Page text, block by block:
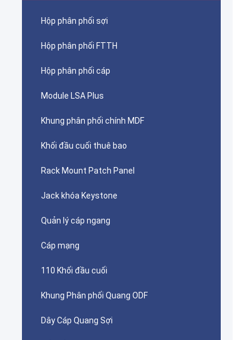
Hộp phân phối sợi
Hộp phân phối FTTH
Hộp phân phối cáp
Module LSA Plus
Khung phân phối chính MDF
Khối đầu cuối thuê bao
Rack Mount Patch Panel
Jack khóa Keystone
Quản lý cáp ngang
Cáp mạng
110 Khối đầu cuối
Khung Phân phối Quang ODF
Dây Cáp Quang Sợi